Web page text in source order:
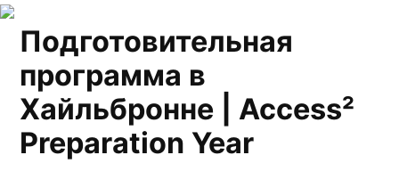
Подготовительная
программа в
Хайльбронне | Access²
Preparation Year